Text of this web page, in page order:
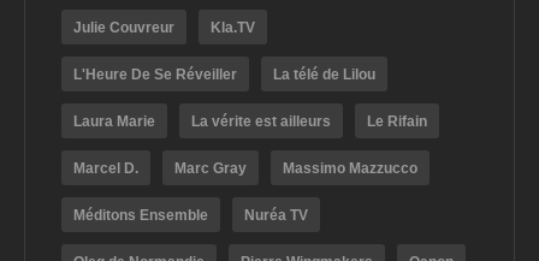
Julie Couvreur Kla.TV
L'Heure De Se Réveiller La télé de Lilou
Laura Marie La vérite est ailleurs Le Rifain
Marcel D. Marc Gray Massimo Mazzucco
Méditons Ensemble Nuréa TV